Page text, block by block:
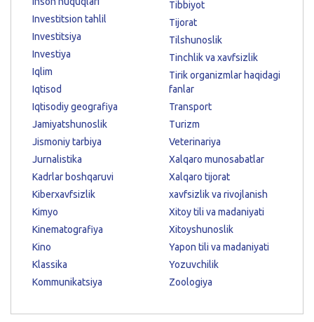
Investitsion tahlil
Investitsiya
Investiya
Iqlim
Iqtisod
Iqtisodiy geografiya
Jamiyatshunoslik
Jismoniy tarbiya
Jurnalistika
Kadrlar boshqaruvi
Kiberxavfsizlik
Kimyo
Kinematografiya
Kino
Klassika
Kommunikatsiya
Tibbiyot
Tijorat
Tilshunoslik
Tinchlik va xavfsizlik
Tirik organizmlar haqidagi
fanlar
Transport
Turizm
Veterinariya
Xalqaro munosabatlar
Xalqaro tijorat
xavfsizlik va rivojlanish
Xitoy tili va madaniyati
Xitoyshunoslik
Yapon tili va madaniyati
Yozuvchilik
Zoologiya